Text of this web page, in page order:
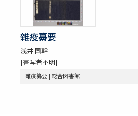
景岳全書 64巻
脚氣症原論
虎列剌病論
攷正古方權量説 1巻附言1巻
梧右雜記
張景岳腫脹全書
雜疫纂要
雜疫纂要
浅井 国幹
[書写者不明]
雜疫纂要 | 総合図書館